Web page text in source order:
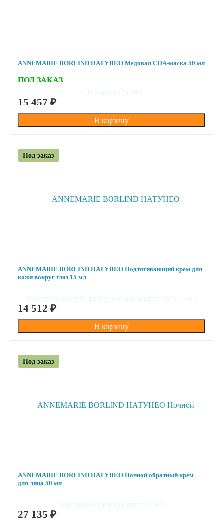
ANNEMARIE BORLIND НАТУНЕО Медовая СПА-маска 50 мл
ПОД ЗАКАЗ
15 457 ₽
Под заказ
ANNEMARIE BORLIND НАТУНЕО Подтягивающий крем для
кожи вокруг глаз 15 мл
14 512 ₽
Под заказ
ANNEMARIE BORLIND НАТУНЕО Ночной обратный крем
для лица 50 мл
27 135 ₽